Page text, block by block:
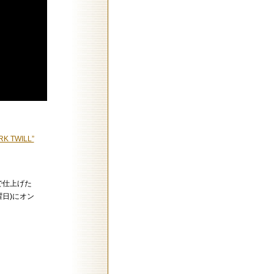
TWILL”
仕上げた
)にオン